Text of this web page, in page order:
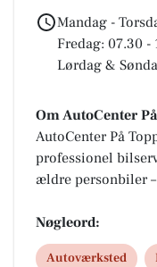
Mandag -
Fredag: 07.30 -
Lørdag &
Om AutoCenter
AutoCenter På
professionel
ældre personbiler
del af
fabriksgaranti og
online eller besøg
Nøgleord:
Autoværksted